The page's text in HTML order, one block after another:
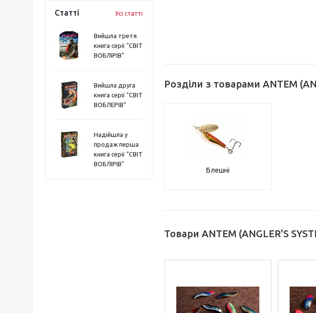
Статті Усі статті
Вийшла третя
книга серії "СВІТ
ВОБЛІРІВ"
Вийшла друга
книга серії "СВІТ
ВОБЛЕРІВ"
Надійшла у
продаж перша
книга серії "СВІТ
ВОБЛІРІВ"
Розділи з товарами ANTEM
Блешні
Товари ANTEM (ANGLER'S